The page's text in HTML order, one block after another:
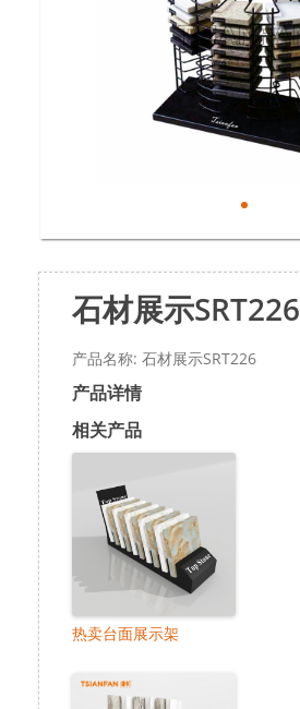
石材展示SRT226
产品名称: 石材展示SRT226
产品详情
相关产品
热卖台面展示架